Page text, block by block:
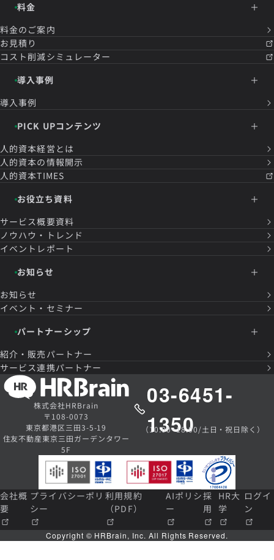
料金
料金のご案内
お見積り
コスト削減シミュレーター
導入事例
導入事例
PICK UPコンテンツ
人的資本経営とは
人的資本の情報開示
人的資本TIMES
お役立ち資料
サービス概要資料
ノウハウ・トレンド
イベントレポート
お知らせ
お知らせ
イベント・セミナー
パートナーシップ
紹介・販売パートナー
サービス連携パートナー
株式会社HRBrain
〒108-0073
東京都港区三田3-5-19
住友不動産東京三田ガーデンタワー
5F
03-6451-
1350
（10:00~18:00/土日・祝日除く）
会社概
要
プライバシーポリ
シー
利用規約
（PDF）
AIポリシ
ー
採
用
HR大
学
ログイ
ン
Copyright © HRBrain, Inc. All Rights Reserved.